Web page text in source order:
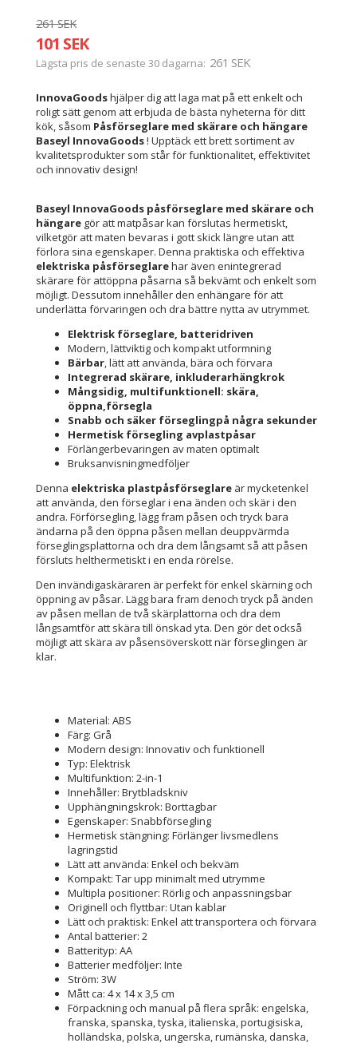
261 SEK
101 SEK
Lägsta pris de senaste 30 dagarna 261 SEK
InnovaGoodshjälper dig att laga mat på ett enkelt och
roligt sätt genom att erbjuda de bästa nyheterna för ditt
kök, såsom Påsförseglare med skärare och hängare
Baseyl InnovaGoods! Upptäck ett brett sortiment av
kvalitetsprodukter som står för funktionalitet, effektivitet
och innovativ design!
Baseyl InnovaGoods påsförseglare med skärare och
hängare gör att matpåsar kan förslutas hermetiskt,
vilketgör att maten bevaras i gott skick längre utan att
förlora sina egenskaper. Denna praktiska och effektiva
elektriska påsförseglarehar även enintegrerad
skärare för attöppna påsarna så bekvämt och enkelt som
möjligt. Dessutom innehåller den enhängare för att
underlätta förvaringen och dra bättre nytta av utrymmet.
Elektrisk förseglare, batteridriven
Modern, lättviktig och kompakt utformning
Bärbar, lätt att använda, bära och förvara
Integrerad skärare, inkluderarhängkrok
Mångsidig, multifunktionell: skära,
öppna,försegla
Snabb och säker förseglingpå några sekunder
Hermetisk försegling avplastpåsar
Förlängerbevaringen av maten optimalt
Bruksanvisningmedföljer
Denna elektriska plastpåsförseglare är mycketenkel
att använda, den förseglar i ena änden och skär i den
andra. Förförsegling, lägg fram påsen och tryck bara
ändarna på den öppna påsen mellan deuppvärmda
förseglingsplattorna och dra dem långsamt så att påsen
försluts helthermetiskt i en enda rörelse.
Den invändigaskäraren är perfekt för enkel skärning och
öppning av påsar. Lägg bara fram denoch tryck på änden
av påsen mellan de två skärplattorna och dra dem
långsamtför att skära till önskad yta. Den gör det också
möjligt att skära av påsensöverskott när förseglingen är
klar.
Material: ABS
Färg: Grå
Modern design: Innovativ och funktionell
Typ: Elektrisk
Multifunktion: 2-in-1
Innehåller: Brytbladskniv
Upphängningskrok: Borttagbar
Egenskaper: Snabbförsegling
Hermetisk stängning: Förlänger livsmedlens
lagringstid
Lätt att använda: Enkel och bekväm
Kompakt: Tar upp minimalt med utrymme
Multipla positioner: Rörlig och anpassningsbar
Originell och flyttbar: Utan kablar
Lätt och praktisk: Enkel att transportera och förvara
Antal batterier: 2
Batterityp: AA
Batterier medföljer: Inte
Ström: 3W
Mått ca: 4 x 14 x 3,5 cm
Förpackning och manual på flera språk: engelska,
franska, spanska, tyska, italienska, portugisiska,
holländska, polska, ungerska, rumänska, danska,